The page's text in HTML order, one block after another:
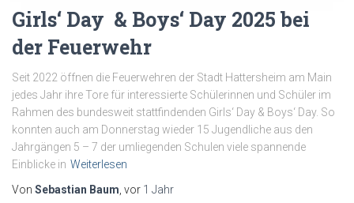
Girls‘ Day & Boys‘ Day 2025 bei
der Feuerwehr
Seit 2022 öffnen die Feuerwehren der Stadt Hattersheim am Main
jedes Jahr ihre Tore für interessierte Schülerinnen und Schüler im
Rahmen des bundesweit stattfindenden Girls‘ Day & Boys‘ Day. So
konnten auch am Donnerstag wieder 15 Jugendliche aus den
Jahrgängen 5 – 7 der umliegenden Schulen viele spannende
Einblicke in Weiterlesen
Von Sebastian Baum , vor 1 Jahr